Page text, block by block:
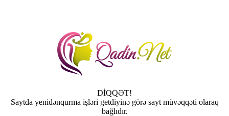
DİQQƏT!
Saytda yenidənqurma işləri getdiyinə görə sayt müvəqqəti olaraq
bağlıdır.